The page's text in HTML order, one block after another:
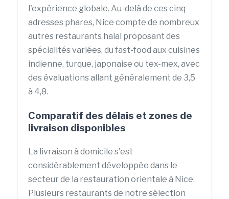
l'expérience globale. Au-delà de ces cinq
adresses phares, Nice compte de nombreux
autres restaurants halal proposant des
spécialités variées, du fast-food aux cuisines
indienne, turque, japonaise ou tex-mex, avec
des évaluations allant généralement de 3,5
à 4,8.
Comparatif des délais et zones de
livraison disponibles
La livraison à domicile s'est
considérablement développée dans le
secteur de la restauration orientale à Nice.
Plusieurs restaurants de notre sélection